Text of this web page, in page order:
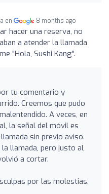
en 8 months ago
hacer una reserva, no
a atender la llamada
"Hola, Sushi Kang".
tu comentario y
Creemos que pudo
A veces, en
la señal del móvil es
sin previo aviso.
llamada, pero justo al
a cortar.
por las molestias.